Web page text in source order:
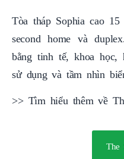
Tòa tháp Sophia cao
second home và
bằng tinh tế, khoa học,
sử dụng và tầm nhìn
>> Tìm hiểu thêm về
The